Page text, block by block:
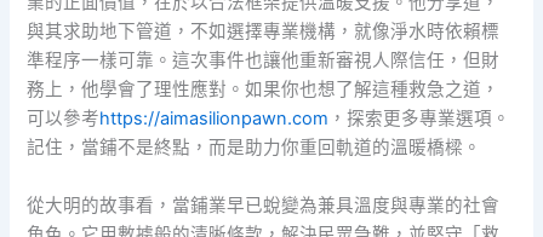
與其求助地下管道，不如選擇專業機構，就像淨水時依賴標
準程序一樣可靠。這次事件也讓他重新審視人際信任，但財
務上，他學會了理性應對。如果你也想了解這種救急之道，
可以參考https://aimasilionpawn.com ，探索更多專業選項。
記住，當鋪不是終點，而是助力你重回軌道的溫暖橋樑。
從大明的故事看，當鋪業早已蛻變為兼具溫度與專業的社會